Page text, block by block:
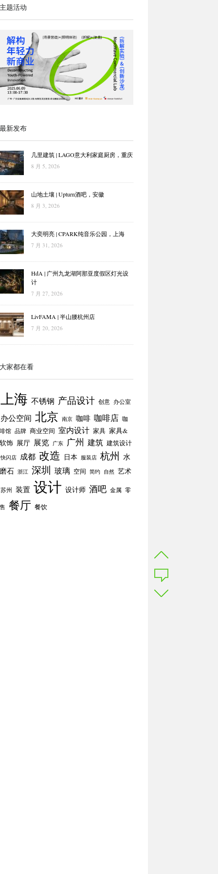
题活动
新发布
几里建筑 | LAGO意大利家庭厨房，重庆
8 月 5, 2026
山地土壤 | Upturn酒吧，安徽
8 月 3, 2026
大奕明亮 | CPARK纯音乐公园，上海
7 月 31, 2026
HdA | 广州九龙湖阿那亚度假区灯光设
计
7 月 27, 2026
LivFAMA | 半山腰杭州店
7 月 20, 2026
家都在看
上海 不锈钢 产品设计 创意 办公室
办公空间 北京 南京 咖啡 咖啡店 咖
馆 品牌 商业空间 室内设计 家具 家具&
饰 展厅 展览 广东 广州 建筑 建筑设计
快闪店 成都 改造 日本 服装店 杭州 水
石 浙江 深圳 玻璃 空间 简约 自然 艺术
苏州 装置 设计 设计师 酒吧 金属 零
餐厅 餐饮